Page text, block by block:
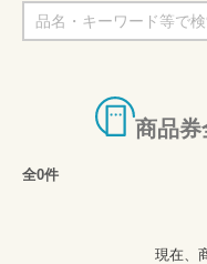
商品券
全0件
現在、